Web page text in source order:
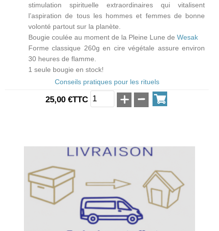
stimulation spirituelle extraordinaires qui vitalisent
l’aspiration de tous les hommes et femmes de bonne
volonté partout sur la planète.
Bougie coulée au moment de la Pleine Lune de Wesak
Forme classique 260g en cire végétale assure environ
30 heures de flamme.
1 seule bougie en stock!
Conseils pratiques pour les rituels
25,00 €TTC